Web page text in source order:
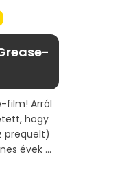
film! Arról
hogy
prequelt)
évek ...